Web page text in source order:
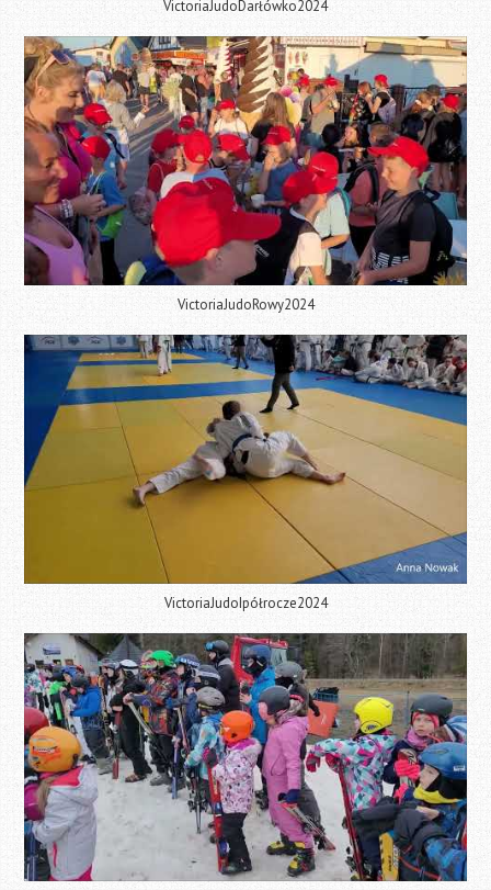
VictoriaJudoDarłówko2024
VictoriaJudoRowy2024
VictoriaJudoIpółrocze2024